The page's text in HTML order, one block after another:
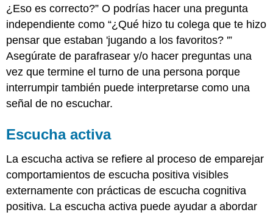
¿Eso es correcto?” O podrías hacer una pregunta
independiente como “¿Qué hizo tu colega que te hizo
pensar que estaban 'jugando a los favoritos? '”
Asegúrate de parafrasear y/o hacer preguntas una
vez que termine el turno de una persona porque
interrumpir también puede interpretarse como una
señal de no escuchar.
Escucha activa
La escucha activa se refiere al proceso de emparejar
comportamientos de escucha positiva visibles
externamente con prácticas de escucha cognitiva
positiva. La escucha activa puede ayudar a abordar